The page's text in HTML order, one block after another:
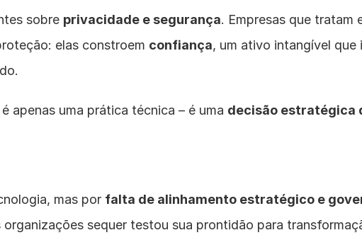
sobre privacidade e segurança. Empresas que tratam
elas constroem confiança, um ativo intangível que
apenas uma prática técnica – é uma decisão estratégica
mas por falta de alinhamento estratégico e
sequer testou sua prontidão para